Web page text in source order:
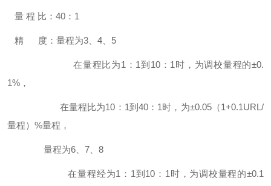
量 程 比：40：1
精 度：量程为3、4、5
在量程比为1：1到10：1时，为调校量程的±0.
1%，
在量程比为10：1到40：1时，为±0.05（1+0.1URL/
量程）%量程，
量程为6、7、8
在量程经为1：1到10：1时，为调校量程的±0.1